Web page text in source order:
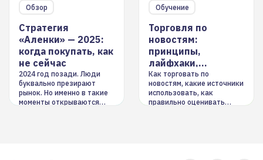
Обзор
Стратегия
«Аленки» — 2025:
когда покупать, как
не сейчас
2024 год позади. Люди
буквально презирают
рынок. Но именно в такие
моменты открываются
Обучение
Торговля по
новостям:
принципы,
лайфхаки,
инструменты
Как торговать по
новостям, какие источники
использовать, как
правильно оценивать